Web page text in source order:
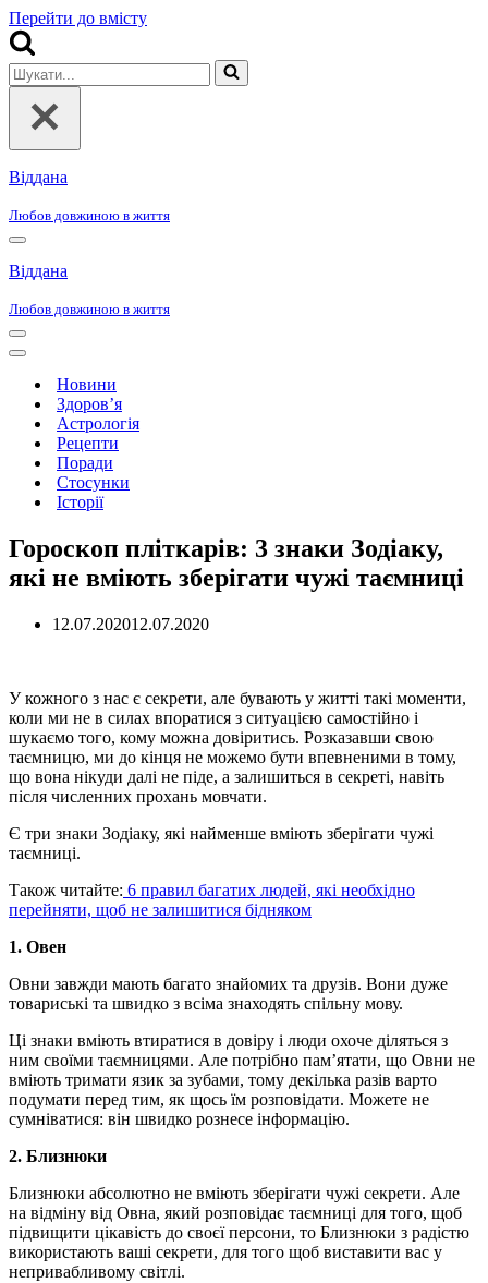
Перейти до вмісту
Шукати...
Віддана
Любов довжиною в життя
Меню
навігації
Віддана
Любов довжиною в життя
Меню
навігації
Меню
навігаціїНовини
Здоров’я
Астрологія
Рецепти
Поради
Стосунки
Історії
Гороскоп пліткарів: 3 знаки Зодіаку,
які не вміють зберігати чужі таємниці
12.07.202012.07.2020
У кожного з нас є секрети, але бувають у житті такі моменти,
коли ми не в силах впоратися з ситуацією самостійно і
шукаємо того, кому можна довіритись. Розказавши свою
таємницю, ми до кінця не можемо бути впевненими в тому,
що вона нікуди далі не піде, а залишиться в секреті, навіть
після численних прохань мовчати.
Є три знаки Зодіаку, які найменше вміють зберігати чужі
таємниці.
Також читайте: 6 правил багатих людей, які необхідно
перейняти, щоб не залишитися бідняком
1. Овен
Овни завжди мають багато знайомих та друзів. Вони дуже
товариські та швидко з всіма знаходять спільну мову.
Ці знаки вміють втиратися в довіру і люди охоче діляться з
ним своїми таємницями. Але потрібно пам’ятати, що Овни не
вміють тримати язик за зубами, тому декілька разів варто
подумати перед тим, як щось їм розповідати. Можете не
сумніватися: він швидко рознесе інформацію.
2. Близнюки
Близнюки абсолютно не вміють зберігати чужі секрети. Але
на відміну від Овна, який розповідає таємниці для того, щоб
підвищити цікавість до своєї персони, то Близнюки з радістю
використають ваші секрети, для того щоб виставити вас у
непривабливому світлі.